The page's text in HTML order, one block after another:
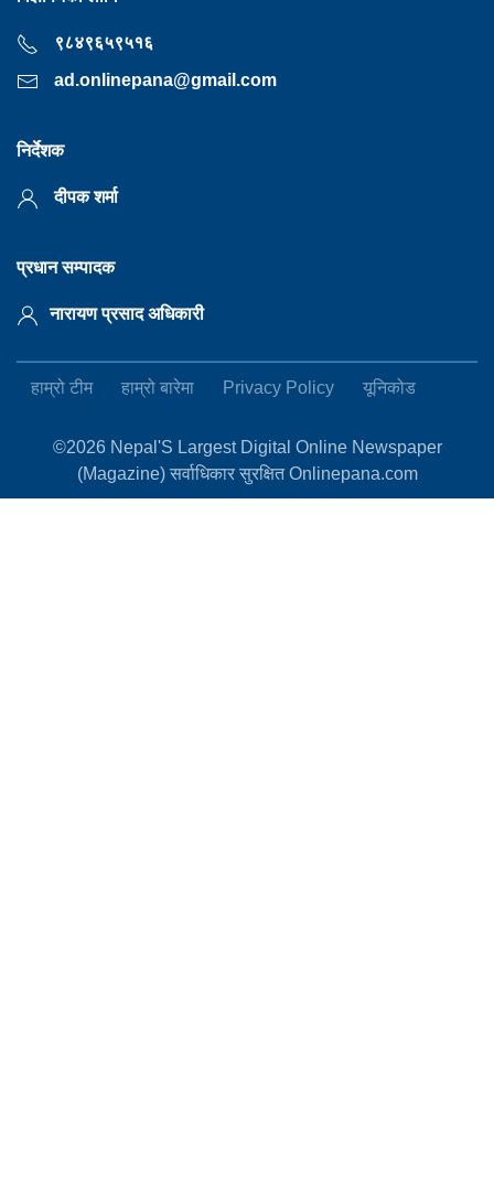
९८४९६५९५१६
ad.onlinepana@gmail.com
निर्देशक
दीपक शर्मा
प्रधान सम्पादक
नारायण प्रसाद अधिकारी
हाम्रो टीम हाम्रो बारेमा Privacy Policy यूनिकोड
©2026 Nepal'S Largest Digital Online Newspaper
(Magazine) सर्वाधिकार सुरक्षित Onlinepana.com